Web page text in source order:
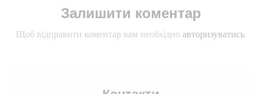
Залишити коментар
Щоб відправити коментар вам необхідно авторизуватись.